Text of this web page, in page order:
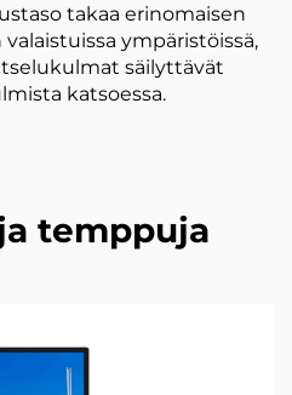
takaa erinomaisen
ympäristöissä,
säilyttävät
katsoessa.
temppuja